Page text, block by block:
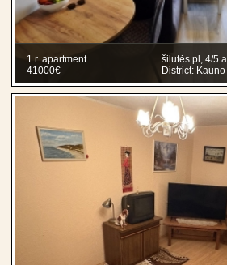
1 r. apartment
šilutės pl, 4/5 a.
41000€
District: Kauno